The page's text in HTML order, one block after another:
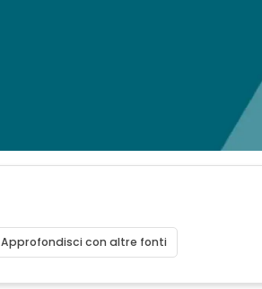
Approfondisci con altre fonti